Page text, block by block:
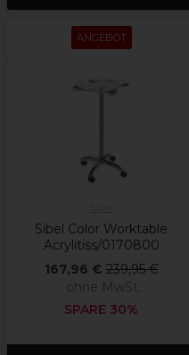
ANGEBOT
Sibel Color Worktable
Acrylitiss/0170800
167,96 € 239,95 €
ohne MwSt.
SPARE 30%